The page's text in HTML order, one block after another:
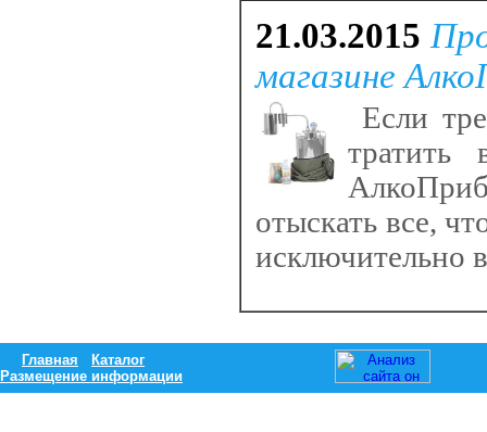
21.03.2015
магазине
Если
тратить
отыскать все,
исключительно
Главная
Каталог
Размещение информации